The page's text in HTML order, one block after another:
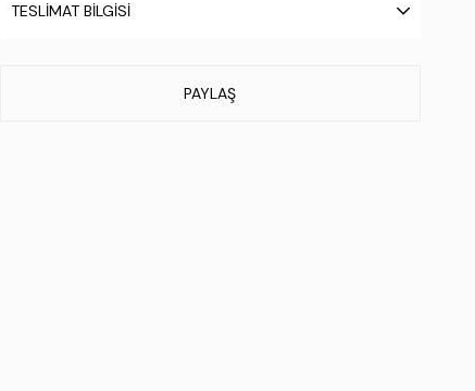
TESLIMAT BILGISI
PAYLAŞ